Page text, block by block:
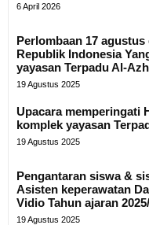
6 April 2026
Perlombaan 17
Republik Indonesia
yayasan Terpadu Al-
19 Agustus 2025
Upacara memperingati
komplek yayasan
19 Agustus 2025
Pengantaran siswa &
Asisten keperawatan
Vidio Tahun ajaran
19 Agustus 2025